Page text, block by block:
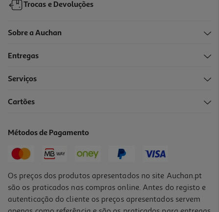
Trocas e Devoluções
Sobre a Auchan
Entregas
Serviços
Cartões
Métodos de Pagamento
Os preços dos produtos apresentados no site Auchan.pt
são os praticados nas compras online. Antes do registo e
autenticação do cliente os preços apresentados servem